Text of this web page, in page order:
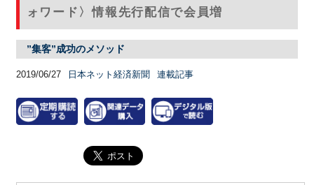
ォワード〉情報先行配信で会員増
”集客”成功のメソッド
2019/06/27 日本ネット経済新聞 連載記事